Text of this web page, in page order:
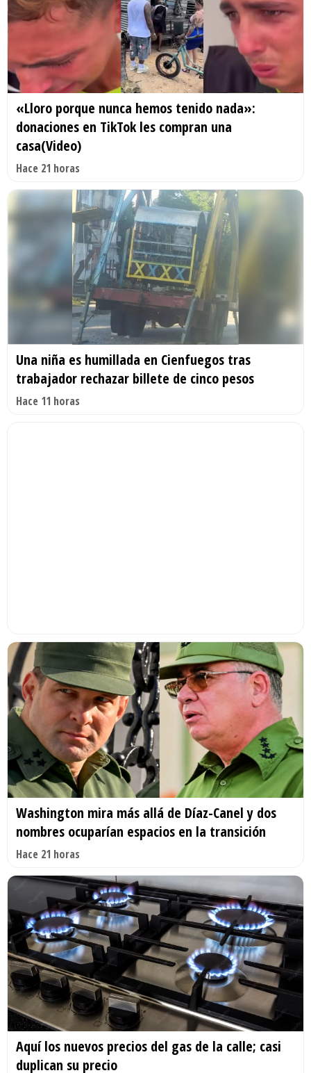
«Lloro porque nunca hemos tenido nada»:
donaciones en TikTok les compran una
casa(Video)
Hace 21 horas
Una niña es humillada en Cienfuegos tras
trabajador rechazar billete de cinco pesos
Hace 11 horas
Washington mira más allá de Díaz-Canel y dos
nombres ocuparían espacios en la transición
Hace 21 horas
Aquí los nuevos precios del gas de la calle; casi
duplican su precio